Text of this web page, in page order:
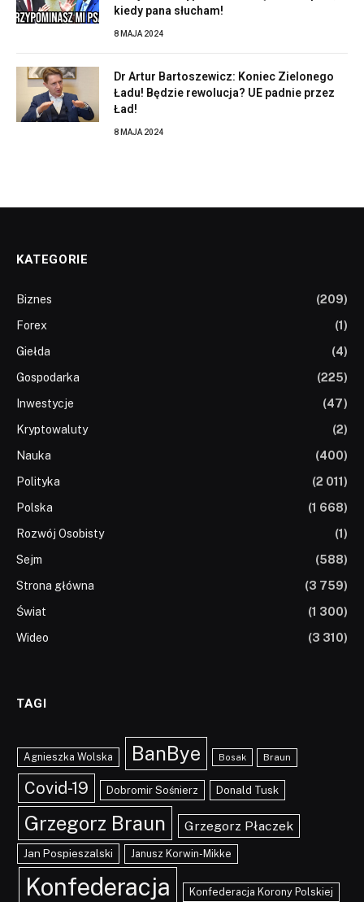
kiedy pana słucham!
8 MAJA 2024
Dr Artur Bartoszewicz: Koniec Zielonego
Ładu! Będzie rewolucja? UE padnie przez
Ład!
8 MAJA 2024
KATEGORIE
Biznes
(209)
Forex
(1)
Giełda
(4)
Gospodarka
(225)
Inwestycje
(47)
Kryptowaluty
(2)
Nauka
(400)
Polityka
(2 011)
Polska
(1 668)
Rozwój Osobisty
(1)
Sejm
(588)
Strona główna
(3 759)
Świat
(1 300)
Wideo
(3 310)
TAGI
Agnieszka Wolska BanBye Bosak Braun
Covid-19 Dobromir Sośnierz Donald Tusk
Grzegorz Braun Grzegorz Płaczek
Jan Pospieszalski Janusz Korwin-Mikke
Konfederacja Konfederacja Korony Polskiej